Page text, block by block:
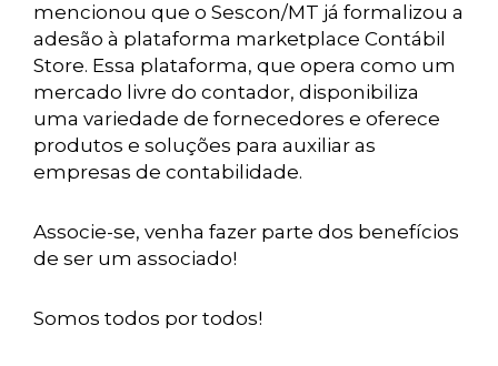
mencionou que o Sescon/MT já formalizou a
adesão à plataforma marketplace Contábil
Store. Essa plataforma, que opera como um
mercado livre do contador, disponibiliza
uma variedade de fornecedores e oferece
produtos e soluções para auxiliar as
empresas de contabilidade.
Associe-se, venha fazer parte dos benefícios
de ser um associado!
Somos todos por todos!